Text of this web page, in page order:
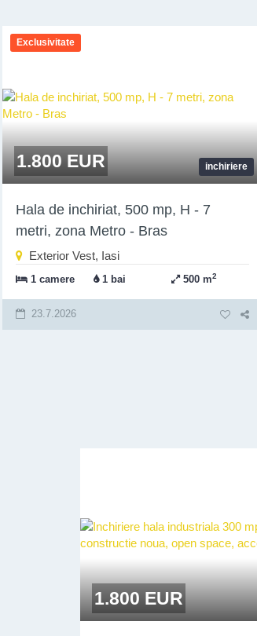
Exclusivitate
inchiriere
1.800 EUR
Hala de inchiriat, 500 mp, H - 7
metri, zona Metro - Bras
Exterior Vest, Iasi
1 camere 1 bai 500 m2
23.7.2026
1.800 EUR